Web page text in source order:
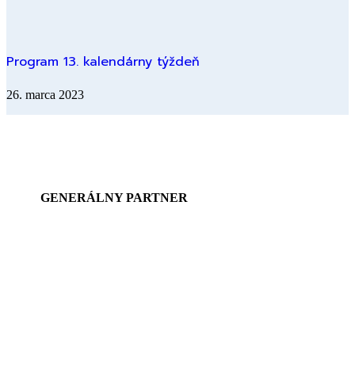
Program 13. kalendárny týždeň
26. marca 2023
GENERÁLNY PARTNER